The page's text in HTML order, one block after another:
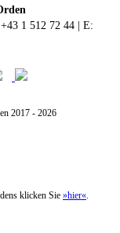
1 512 72 44 | E:
2017 - 2026
klicken Sie »hier«.